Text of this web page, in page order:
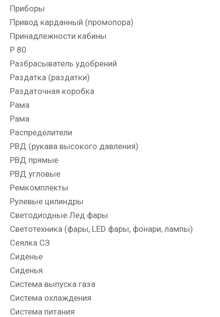
Приборы
Привод карданный (промопора)
Принадлежности кабины
Р 80
Разбрасыватель удобрений
Раздатка (раздатки)
Раздаточная коробка
Рама
Рама
Распределители
РВД (рукава высокого давления)
РВД прямые
РВД угловые
Ремкомплекты
Рулевые цилиндры
Светодиодные Лед фары
Светотехника (фары, LED фары, фонари, лампы)
Сеялка СЗ
Сиденье
Сиденья
Система выпуска газа
Система охлаждения
Система питания